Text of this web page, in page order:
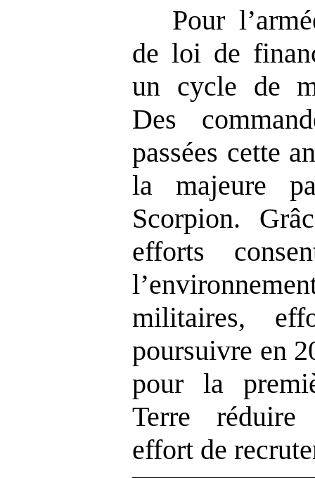
Pour
de loi de
un cycle de
Des
passées cette
la majeure
Scorpion.
efforts
militaires,
poursuivre en
pour la
Terre réduire
effort de